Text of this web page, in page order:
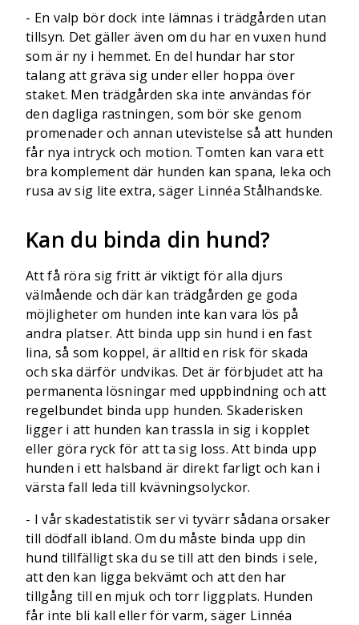
- En valp bör dock inte lämnas i trädgården utan
tillsyn. Det gäller även om du har en vuxen hund
som är ny i hemmet. En del hundar har stor
talang att gräva sig under eller hoppa över
staket. Men trädgården ska inte användas för
den dagliga rastningen, som bör ske genom
promenader och annan utevistelse så att hunden
får nya intryck och motion. Tomten kan vara ett
bra komplement där hunden kan spana, leka och
rusa av sig lite extra, säger Linnéa Stålhandske.
Kan du binda din hund?
Att få röra sig fritt är viktigt för alla djurs
välmående och där kan trädgården ge goda
möjligheter om hunden inte kan vara lös på
andra platser. Att binda upp sin hund i en fast
lina, så som koppel, är alltid en risk för skada
och ska därför undvikas. Det är förbjudet att ha
permanenta lösningar med uppbindning och att
regelbundet binda upp hunden. Skaderisken
ligger i att hunden kan trassla in sig i kopplet
eller göra ryck för att ta sig loss. Att binda upp
hunden i ett halsband är direkt farligt och kan i
värsta fall leda till kvävningsolyckor.
- I vår skadestatistik ser vi tyvärr sådana orsaker
till dödfall ibland. Om du måste binda upp din
hund tillfälligt ska du se till att den binds i sele,
att den kan ligga bekvämt och att den har
tillgång till en mjuk och torr liggplats. Hunden
får inte bli kall eller för varm, säger Linnéa